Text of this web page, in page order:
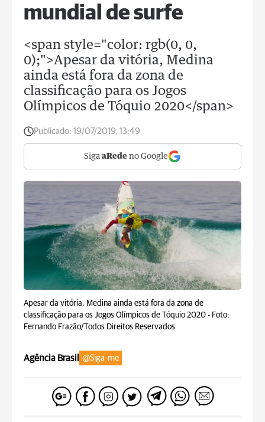
mundial de surfe
<span style="color: rgb(0, 0,
0);">Apesar da vitória, Medina
ainda está fora da zona de
classificação para os Jogos
Olímpicos de Tóquio 2020</span>
Publicado: 19/07/2019, 13:49
Siga aRede no Google
Apesar da vitória, Medina ainda está fora da zona de
classificação para os Jogos Olímpicos de Tóquio 2020 - Foto:
Fernando Frazão/Todos Direitos Reservados
Agência Brasil @Siga-me